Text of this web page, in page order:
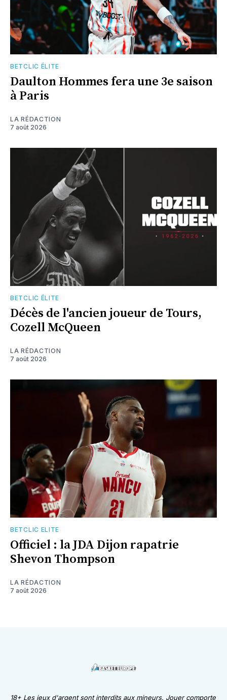
BETCLIC ÉLITE
Daulton Hommes fera une 3e saison
à Paris
LA RÉDACTION
7 août 2026
BETCLIC ÉLITE
Décès de l'ancien joueur de Tours,
Cozell McQueen
LA RÉDACTION
7 août 2026
BETCLIC ELITE
Officiel : la JDA Dijon rapatrie
Shevon Thompson
LA RÉDACTION
7 août 2026
18+ Les jeux d'argent sont interdits aux mineurs. Jouer comporte